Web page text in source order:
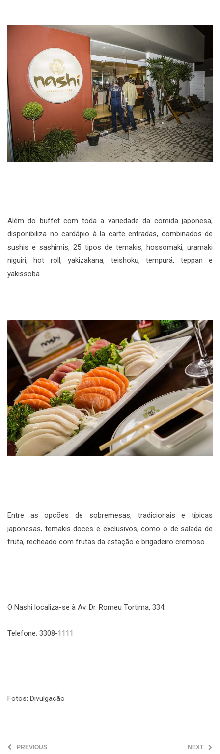
Além do buffet com toda a variedade da comida japonesa,
disponibiliza no cardápio à la carte entradas, combinados de
sushis e sashimis, 25 tipos de temakis, hossomaki, uramaki
niguiri, hot roll, yakizakana, teishoku, tempurá, teppan e
yakissoba.
Entre as opções de sobremesas, tradicionais e típicas
japonesas, temakis doces e exclusivos, como o de salada de
fruta, recheado com frutas da estação e brigadeiro cremoso.
O Nashi localiza-se à Av. Dr. Romeu Tortima, 334.
Telefone: 3308-1111
Fotos: Divulgação
PREVIOUS NEXT